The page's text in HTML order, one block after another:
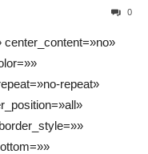
0
center_content=»no»
repeat»